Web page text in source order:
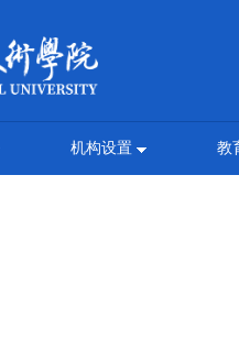
机构设置 教